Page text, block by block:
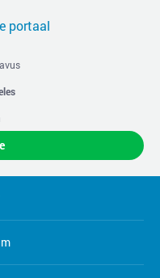
portaal